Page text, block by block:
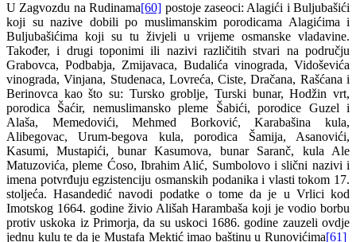
U Zagvozdu na Rudinama[60] postoje zaseoci: Alagići i Buljubašići
koji su nazive dobili po muslimanskim porodicama Alagićima i
Buljubašićima koji su tu živjeli u vrijeme osmanske vladavine.
Također, i drugi toponimi ili nazivi različitih stvari na području
Grabovca, Podbabja, Zmijavaca, Budalića vinograda, Vidoševića
vinograda, Vinjana, Studenaca, Lovreća, Ciste, Dračana, Rašćana i
Berinovca kao što su: Tursko groblje, Turski bunar, Hodžin vrt,
porodica Šaćir, nemuslimansko pleme Šabići, porodice Guzel i
Alaša, Memedovići, Mehmed Borković, Karabašina kula,
Alibegovac, Urum-begova kula, porodica Šamija, Asanovići,
Kasumi, Mustapići, bunar Kasumova, bunar Saranč, kula Ale
Matuzovića, pleme Ćoso, Ibrahim Alić, Sumbolovo i slični nazivi i
imena potvrđuju egzistenciju osmanskih podanika i vlasti tokom 17.
stoljeća. Hasandedić navodi podatke o tome da je u Vrlici kod
Imotskog 1664. godine živio Ališah Harambaša koji je vodio borbu
protiv uskoka iz Primorja, da su uskoci 1686. godine zauzeli ovdje
jednu kulu te da je Mustafa Mektić imao baštinu u Runovićima[61]